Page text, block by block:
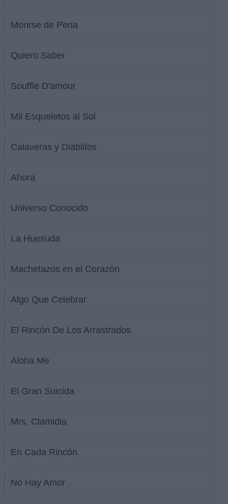
Morirse de Pena
Quiero Saber
Souffle D'amour
Mil Esqueletos al Sol
Calaveras y Diablitos
Ahora
Universo Conocido
La Huesuda
Machetazos en el Corazón
Algo Que Celebrar
El Rincón De Los Arrastrados
Aloha Me
El Gran Suicida
Mrs. Clamidia
En Cada Rincón
No Hay Amor